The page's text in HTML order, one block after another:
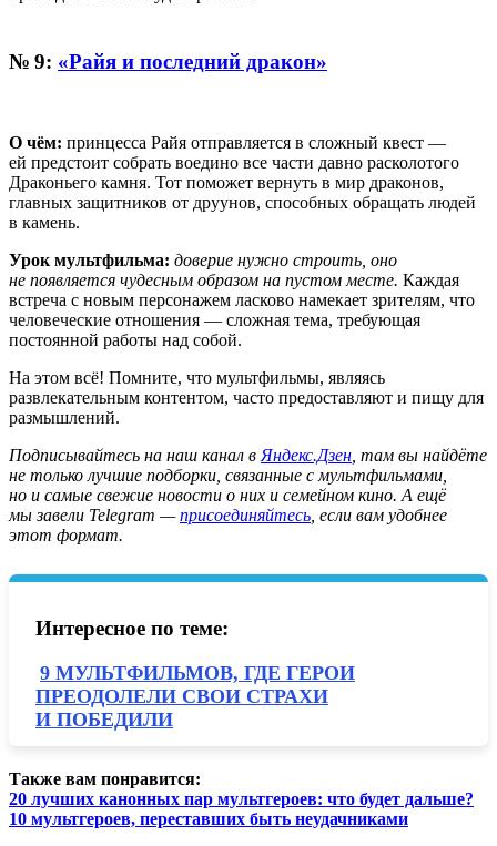
№ 9: «Райя и последний дракон»
О чём: принцесса Райя отправляется в сложный квест —
ей предстоит собрать воедино все части давно расколотого
Драконьего камня. Тот поможет вернуть в мир драконов,
главных защитников от друунов, способных обращать людей
в камень.
Урок мультфильма: доверие нужно строить, оно
не появляется чудесным образом на пустом месте. Каждая
встреча с новым персонажем ласково намекает зрителям, что
человеческие отношения — сложная тема, требующая
постоянной работы над собой.
На этом всё! Помните, что мультфильмы, являясь
развлекательным контентом, часто предоставляют и пищу для
размышлений.
Подписывайтесь на наш канал в Яндекс.Дзен , там вы найдёте
не только лучшие подборки, связанные с мультфильмами,
но и самые свежие новости о них и семейном кино. А ещё
мы завели Telegram — присоединяйтесь , если вам удобнее
этот формат.
Интересное по теме:
9 МУЛЬТФИЛЬМОВ, ГДЕ ГЕРОИ
ПРЕОДОЛЕЛИ СВОИ СТРАХИ
И ПОБЕДИЛИ
Также вам понравится:
20 лучших канонных пар мультгероев: что будет дальше?
10 мультгероев, переставших быть неудачниками